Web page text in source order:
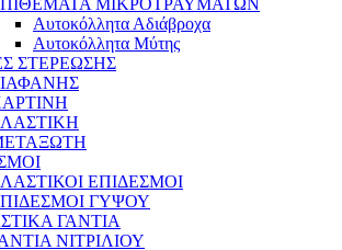
ΜΙΚΡΟΤΡΑΥΜΑΤΩΝ
Αυτοκόλλητα Αδιάβροχα
Αυτοκόλλητα Μύτης
ΣΤΕΡΕΩΣΗΣ
ΕΠΙΔΕΣΜΟΙ
ΓΥΨΟΥ
ΓΑΝΤΙΑ
ΝΙΤΡΙΛΙΟΥ